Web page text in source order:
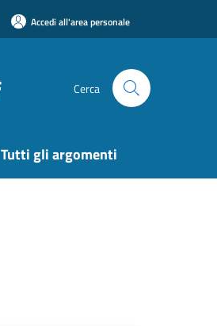
Accedi all'area personale
Cerca
Tutti gli argomenti